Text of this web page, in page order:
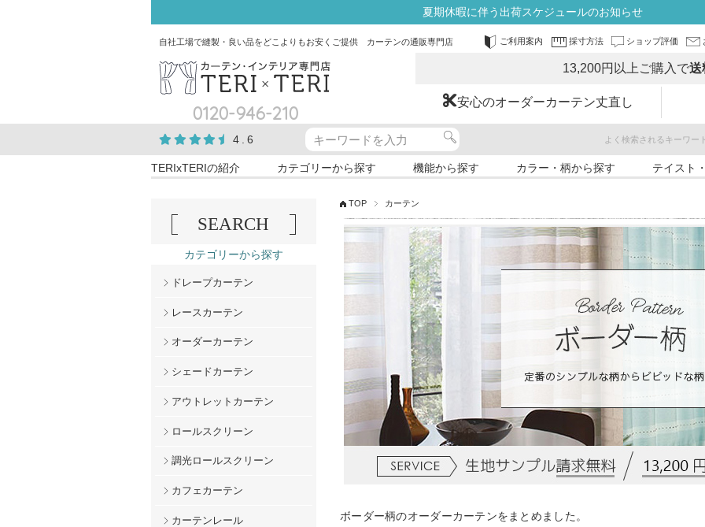
夏期休暇に伴う出荷スケジュールのお知らせ
自社工場で縫製・良い品をどこよりもお安くご提供 カーテンの通販専門店 ご利用案内 採寸方法 ショップ評価
0120-946-210
13,200円以上ご購入で送
安心のオーダーカーテン丈直し
4.6 よく検索されるキーワー
TERIxTERIの紹介 カテゴリーから探す 機能から探す カラー・柄から探す テイスト
TOP カーテン
ボーダー柄のオーダーカーテンをまとめました。
SEARCH
カテゴリーから探す
ドレープカーテン
レースカーテン
オーダーカーテン
シェードカーテン
アウトレットカーテン
ロールスクリーン
調光ロールスクリーン
カフェカーテン
カーテンレール